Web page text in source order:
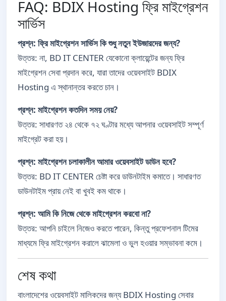
FAQ: BDIX Hosting ফ্রি মাইগ্রেশন
সার্ভিস
প্রশ্ন: ফ্রি মাইগ্রেশন সার্ভিস কি শুধু নতুন ইউজারদের জন্য?
উত্তর: না, BD IT CENTER যেকোনো ক্লায়েন্টের জন্য ফ্রি
মাইগ্রেশন সেবা প্রদান করে, যারা তাদের ওয়েবসাইট BDIX
Hosting এ স্থানান্তর করতে চান।
প্রশ্ন: মাইগ্রেশন কতদিন সময় নেয়?
উত্তর: সাধারণত ২৪ থেকে ৭২ ঘণ্টার মধ্যে আপনার ওয়েবসাইট সম্পূর্ণ
মাইগ্রেট করা হয়।
প্রশ্ন: মাইগ্রেশন চলাকালীন আমার ওয়েবসাইট ডাউন হবে?
উত্তর: BD IT CENTER চেষ্টা করে ডাউনটাইম কমাতে। সাধারণত
ডাউনটাইম প্রায় নেই বা খুবই কম থাকে।
প্রশ্ন: আমি কি নিজে থেকে মাইগ্রেশন করবো না?
উত্তর: আপনি চাইলে নিজেও করতে পারেন, কিন্তু প্রফেশনাল টিমের
মাধ্যমে ফ্রি মাইগ্রেশন করালে ঝামেলা ও ভুল হওয়ার সম্ভাবনা কমে।
শেষ কথা
বাংলাদেশের ওয়েবসাইট মালিকদের জন্য BDIX Hosting সেবার